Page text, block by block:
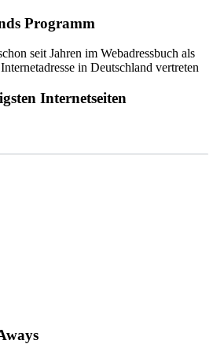
Programm
Internetseiten